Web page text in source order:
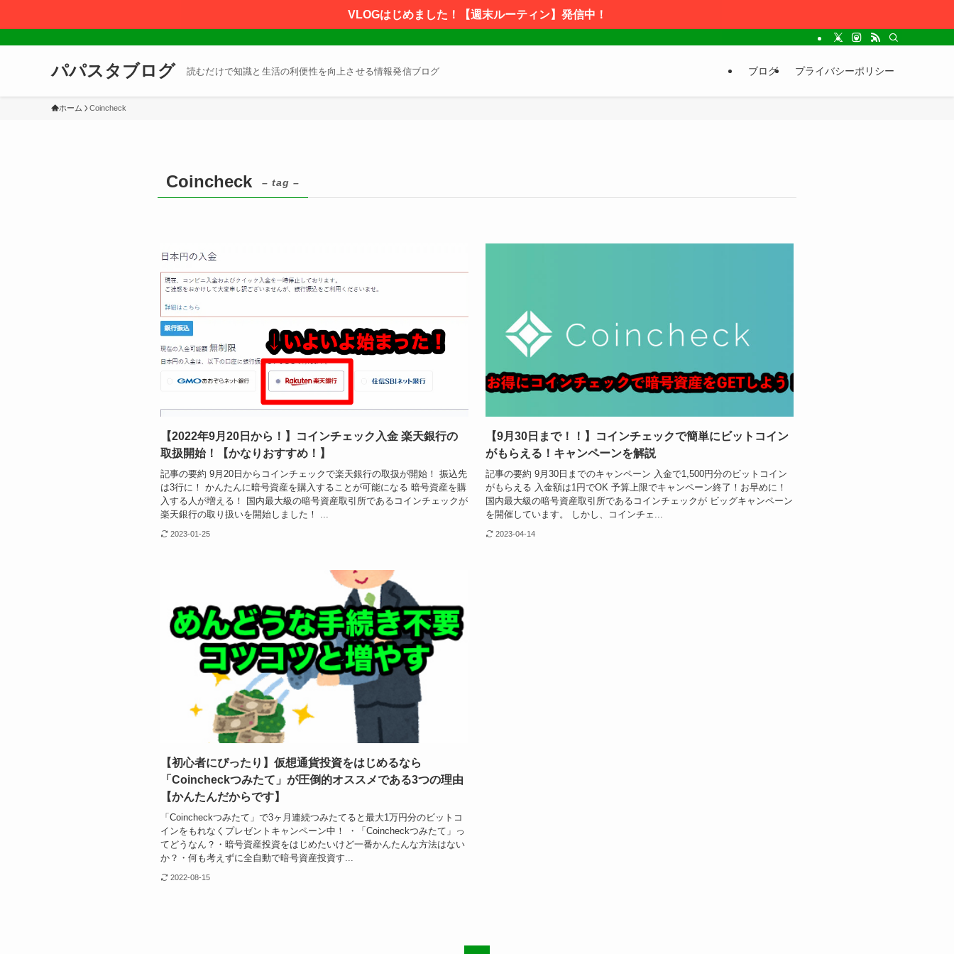
VLOGはじめました！【週末ルーティン】発信中！
パパスタブログ 読むだけで知識と生活の利便性を向上させる情報発信ブログ ブログ プライバシーポリシー
ホーム Coincheck
Coincheck – tag –
【2022年9月20日から！】コインチェック入金 楽天銀行の
取扱開始！【かなりおすすめ！】
記事の要約 9月20日からコインチェックで楽天銀行の取扱が開始！ 振込先
は3行に！ かんたんに暗号資産を購入することが可能になる 暗号資産を購
入する人が増える！ 国内最大級の暗号資産取引所であるコインチェックが
楽天銀行の取り扱いを開始しました！ ...
2023-01-25
【9月30日まで！！】コインチェックで簡単にビットコイン
がもらえる！キャンペーンを解説
記事の要約 9月30日までのキャンペーン 入金で1,500円分のビットコイン
がもらえる 入金額は1円でOK 予算上限でキャンペーン終了！お早めに！
国内最大級の暗号資産取引所であるコインチェックが ビッグキャンペーン
を開催しています。 しかし、コインチェ...
2023-04-14
【初心者にぴったり】仮想通貨投資をはじめるなら
「Coincheckつみたて」が圧倒的オススメである3つの理由
【かんたんだからです】
「Coincheckつみたて」で3ヶ月連続つみたてると最大1万円分のビットコ
インをもれなくプレゼントキャンペーン中！ ・「Coincheckつみたて」っ
てどうなん？・暗号資産投資をはじめたいけど一番かんたんな方法はない
か？・何も考えずに全自動で暗号資産投資す...
2022-08-15